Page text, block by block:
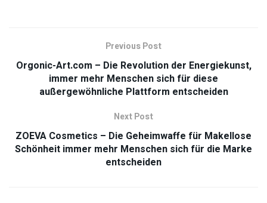
Previous Post
Orgonic-Art.com – Die Revolution der Energiekunst,
immer mehr Menschen sich für diese
außergewöhnliche Plattform entscheiden
Next Post
ZOEVA Cosmetics – Die Geheimwaffe für Makellose
Schönheit immer mehr Menschen sich für die Marke
entscheiden